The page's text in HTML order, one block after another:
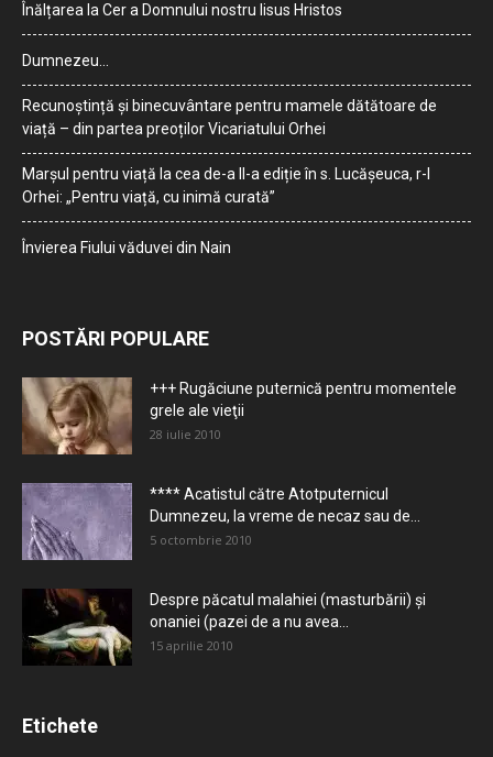
Înălțarea la Cer a Domnului nostru Iisus Hristos
Dumnezeu…
Recunoștință și binecuvântare pentru mamele dătătoare de
viață – din partea preoților Vicariatului Orhei
Marșul pentru viață la cea de-a II-a ediție în s. Lucășeuca, r-l
Orhei: „Pentru viață, cu inimă curată”
Învierea Fiului văduvei din Nain
POSTĂRI POPULARE
+++ Rugăciune puternică pentru momentele
grele ale vieţii
28 iulie 2010
**** Acatistul către Atotputernicul
Dumnezeu, la vreme de necaz sau de...
5 octombrie 2010
Despre păcatul malahiei (masturbării) şi
onaniei (pazei de a nu avea...
15 aprilie 2010
Etichete